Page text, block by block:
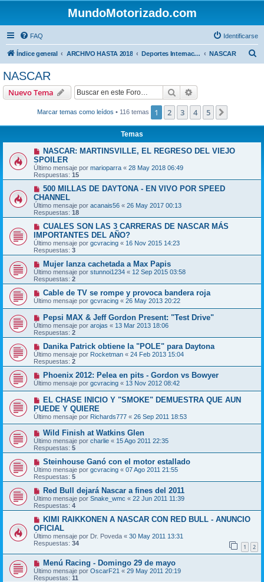
MundoMotorizado.com
FAQ Identificarse
Índice general ARCHIVO HASTA 2018 Deportes Internacionales NASCAR
NASCAR
Nuevo Tema Buscar
Marcar temas como leídos • 116 temas 1 2 3 4 5
Temas
NASCAR: MARTINSVILLE, EL REGRESO DEL VIEJO
SPOILER
Último mensaje por marioparra « 28 May 2018 06:49
Respuestas: 15
500 MILLAS DE DAYTONA - EN VIVO POR SPEED
CHANNEL
Último mensaje por acanais56 « 26 May 2017 00:13
Respuestas: 18
CUALES SON LAS 3 CARRERAS DE NASCAR MÁS
IMPORTANTES DEL AÑO?
Último mensaje por gcvracing « 16 Nov 2015 14:23
Respuestas: 3
Mujer lanza cachetada a Max Papis
Último mensaje por stunnoi1234 « 12 Sep 2015 03:58
Respuestas: 2
Cable de TV se rompe y provoca bandera roja
Último mensaje por gcvracing « 26 May 2013 20:22
Pepsi MAX & Jeff Gordon Present: "Test Drive"
Último mensaje por arojas « 13 Mar 2013 18:06
Respuestas: 2
Danika Patrick obtiene la "POLE" para Daytona
Último mensaje por Rocketman « 24 Feb 2013 15:04
Respuestas: 2
Phoenix 2012: Pelea en pits - Gordon vs Bowyer
Último mensaje por gcvracing « 13 Nov 2012 08:42
EL CHASE INICIO Y "SMOKE" DEMUESTRA QUE AUN
PUEDE Y QUIERE
Último mensaje por Richards777 « 26 Sep 2011 18:53
Wild Finish at Watkins Glen
Último mensaje por charlie « 15 Ago 2011 22:35
Respuestas: 5
Steinhouse Ganó con el motor estallado
Último mensaje por gcvracing « 07 Ago 2011 21:55
Respuestas: 5
Red Bull dejará Nascar a fines del 2011
Último mensaje por Snake_wmc « 22 Jun 2011 11:39
Respuestas: 4
KIMI RAIKKONEN A NASCAR CON RED BULL - ANUNCIO
OFICIAL
Último mensaje por Dr. Poveda « 30 May 2011 13:31
Respuestas: 34 1 2
Menú Racing - Domingo 29 de mayo
Último mensaje por OscarF21 « 29 May 2011 20:19
Respuestas: 11